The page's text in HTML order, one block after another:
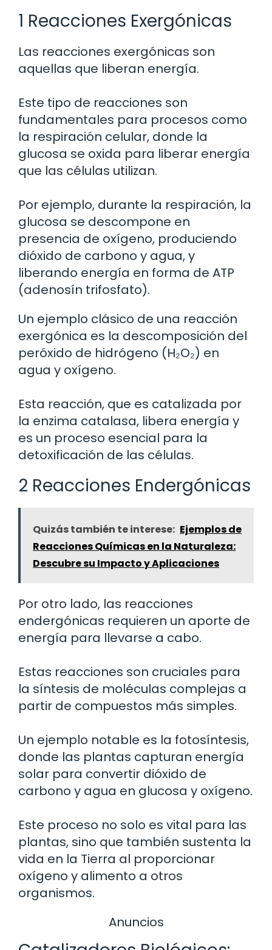
1 Reacciones Exergónicas
Las reacciones exergónicas son
aquellas que liberan energía.
Este tipo de reacciones son
fundamentales para procesos como
la respiración celular, donde la
glucosa se oxida para liberar energía
que las células utilizan.
Por ejemplo, durante la respiración, la
glucosa se descompone en
presencia de oxígeno, produciendo
dióxido de carbono y agua, y
liberando energía en forma de ATP
(adenosín trifosfato).
Un ejemplo clásico de una reacción
exergónica es la descomposición del
peróxido de hidrógeno (H₂O₂) en
agua y oxígeno.
Esta reacción, que es catalizada por
la enzima catalasa, libera energía y
es un proceso esencial para la
detoxificación de las células.
2 Reacciones Endergónicas
Quizás también te interese: Ejemplos de
Reacciones Químicas en la Naturaleza:
Descubre su Impacto y Aplicaciones
Por otro lado, las reacciones
endergónicas requieren un aporte de
energía para llevarse a cabo.
Estas reacciones son cruciales para
la síntesis de moléculas complejas a
partir de compuestos más simples.
Un ejemplo notable es la fotosíntesis,
donde las plantas capturan energía
solar para convertir dióxido de
carbono y agua en glucosa y oxígeno.
Este proceso no solo es vital para las
plantas, sino que también sustenta la
vida en la Tierra al proporcionar
oxígeno y alimento a otros
organismos.
Anuncios